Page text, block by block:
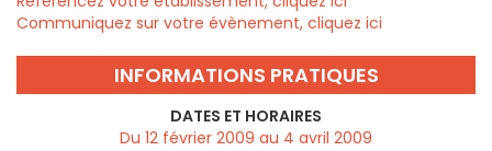
Communiquez sur votre évènement, cliquez ici
INFORMATIONS PRATIQUES
DATES ET HORAIRES
Du 12 février 2009 au 4 avril 2009